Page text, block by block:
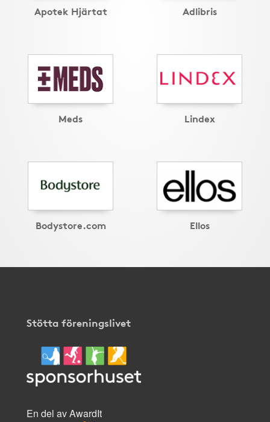
Apotek Hjärtat Adlibris
Meds Lindex
Bodystore.com Ellos
Stötta föreningslivet
En del av AwardIt